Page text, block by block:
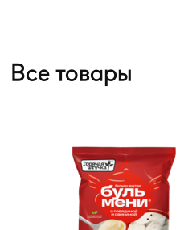
Все товары